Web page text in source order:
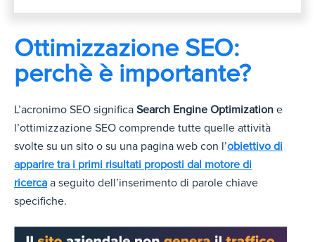
Ottimizzazione SEO:
perchè è importante?
L’acronimo SEO significa Search Engine Optimization e
l’ottimizzazione SEO comprende tutte quelle attività
svolte su un sito o su una pagina web con l’obiettivo di
apparire tra i primi risultati proposti dal motore di
ricerca a seguito dell’inserimento di parole chiave
specifiche.